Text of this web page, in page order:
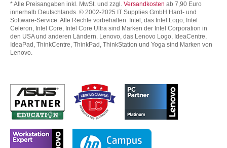
* Alle Preisangaben inkl. MwSt. und zzgl. Versandkosten ab 7,90 Euro
innerhalb Deutschlands. © 2002-2025 IT Supplies GmbH Hard- und
Software-Service. Alle Rechte vorbehalten. Intel, das Intel Logo, Intel
Celeron, Intel Core, Intel Core Ultra sind Marken der Intel Corporation in
den USA und anderen Ländern. Lenovo, das Lenovo Logo, IdeaCentre,
IdeaPad, ThinkCentre, ThinkPad, ThinkStation und Yoga sind Marken von
Lenovo.